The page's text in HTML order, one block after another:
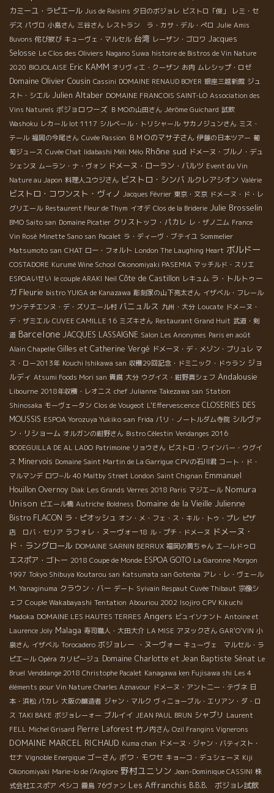
カミーユ・ラピエール Jus de Raisins 夕日のボジョレ ビストロ「俊」
レミ・セ
デス パヴロ 小島さん 三谷さん レストラン ラ・カサ・デル・ぺロ Julie Amis
Buvons 侘び寂び キューヴェ・マルセル 台湾 レーザン・ゴロワ Jacques
Selosse Le Clos des Oliviers Nagano Suwa histoire de Bistros de Vin Nature
2020 BIOJOLAISE Eric KAMM オリヴィエ・クーザン お肉 ムレシップ・ロゼ
Domaine Olivier Cousin Cassini DOMAINE RENAUD BOYER 銀座三越新館 ジュ
スト・シエル Julien Altaber DOMAINE FRANCOIS SAINT-LO Association des
Vins Naturels ボジョロワーズ ＢＭОの山田さん Jérôme Guichard 試飲
Washoku レカール lot 1117 シルベール・トリシャール サカノジュンさん ミス・
テール 福岡の今尾さん Cuvée Passion ＢＭＯのマサ子さん 伊藤の日本ツアー 葡
萄ジュース Cuvée Chat Iidabashi Méli Mélo Rhône sud ドメーヌ・ブルノ・デュ
シェンヌ ムーラン・ナ・ヴォン ドメーヌ・ローラン・バルツ Event du Vin
Nature au Japon 料理人ユウジさん ビストロ・シンバ ルクレアシオン Valérie
ビストロ・コワンスト・ヴィノ Jacques Février 東京・文京 ドメーヌ・ド・レ
グリエール Restaurent Fleur de Thym イオデ Clos de la Briderie Julie Brosselin
BMO Saito san Domaine Picatier クリストッフ・パカレ レ・ザノ二ム France
Vin Rosé Minette Sano san Pacalet ラ・ディーヴ・ブテイユ Sommelier
Matsumoto san CHAT ロー・フォルト London The Laughing Heart ボルドー
COSTADORE Kurumé Wine School Okonomiyaki PASEMIA マッチルド・スリエ
ESPOAいせい le couple ARAKI Neil Côte de Castillon レキュム ラ・トルトゥー
ガ Fleurie bistro YUIGA de Kanazawa 彫刻家の山下亮太さん イザベル・フレール
サンテチエンヌ・デ・ズリエール村 バニュルス 九州・大分 Loucate ドメーヌ・
デ・ザミエル CUVEE CAMILLE 16 ミズキさん Restaurant Grand Huit 武道・剣
道 Barcelone JACQUES LASSAIGNE Salon Les Anonymes Paris en août
Alain Chapelle Gilles et Catherine Vergé ドメーヌ・デ・メゾン・ブリュレ マ
ス・ロー2013年 Kouchi Ishikawa san 収穫29回記念・ドミニック・ドゥラン ジョ
ルディ Atsumi Foods Mori san 貴腐 大分 ウグイス・紺野真シェフ Andalousie
Libourne 2018年収穫・レオニス chef Julianne Takezawa san Station
Shinosaka モーヴェータン Clos de Vougeot L'Effervescence CLOSERIES DES
MOUSSIS ESPOA Yorozuya Yukiko san Frida パリ・ノートルダム寺院 シルヴァ
ン・リショーム オルガンの紺野さん Bistro Célestin Vendanges 2016
BODEGUILLA DE AL LADO Patrimoine リョウさん ビストロ・ワインバー・ウグイ
ス Minervois Domaine Saint Martin de La Garrigue CPVの石川君 コート・ド・
マルマンデ ロワ−ル 40 Maltby Street London Saint Chignan Emmanuel
Houillon Overnoy Diak Les Grands Verres 2018 Paris マジエール Nomura
Unison ピエール橋 Autriche Boldness Domaine de la Vieille Julienne
Bistro FLACON ラ・ピオッシュ オン・メ・フェ・ス・キル・トゥ・プレ ピザ
店 ロバ・セリア ラフォレ・ヌーヴォー18 ル・プチ・ドメーヌ ドメーヌ・
ド・ラングロール DOMAINE SARNIN BERRUX 福岡の黄ちゃん エールドゥロ
エスポア・ゴトー 2018 Coupe de Monde ESPOA GOTO La Garonne Morgon
1997 Tokyo Shibuya Koutarou san Katsumata san Gotenba アレ・レ・ヴェール
M. Yanaginuma クラウン・バー デート Syivain Respaut Cuvée Thibaut 宗像シ
ェフ Couple Wakabayashi Tentation Abouriou 2002 Isojiro CPV Kikuchi
Madoka DOMAINE LES HAUTES TERRES Angers ビュイソナント Antoine et
Laurence Joly Malaga 寿司職人・大田大介 LA MISE アヌックさん GAR'O'VIN 小
泉さん イザベル Torocadero ボジョレー ・ヌーヴォー キューヴェ マルセル・ラ
ピエール Opéra カリピージュ Domaine Charlotte et Jean Baptiste Sénat Le
Bruel Venddange 2018 Christophe Pacalet Kanagawa ken Fujisawa shi Les 4
éléments pour Vin Nature Charles Aznavour ドメーヌ・アント二ー・テヴネ 日
本・浜松 パカレ 大阪の醸造者 ジャン・マルク ヴィニョーブル・エリアン・ダ・ロ
ス TAKI BAKE ボジョレーォー ブルイイ JEAN PAUL BRUN シャブリ Laurent
FELL Michel Grisard Pierre Laforest 竹ノ内さん Ozil Frangins Vignerons
DOMAINE MARCEL RICHAUD Kuma chan ドメーヌ・ジャン・バティスト・
セナ Vignoble Energique ゴーさん ボワ・モワセ キョーコ・デュシェーヌ Kiji
Okonomiyaki Marie-lo de l'Anglore 野村ユニソン Jean-Dominique CASSINI 株
式会社エスポア ペシコ 霧島 76ヴァン Les Affranchis B.B.B. ボジョレ試飲